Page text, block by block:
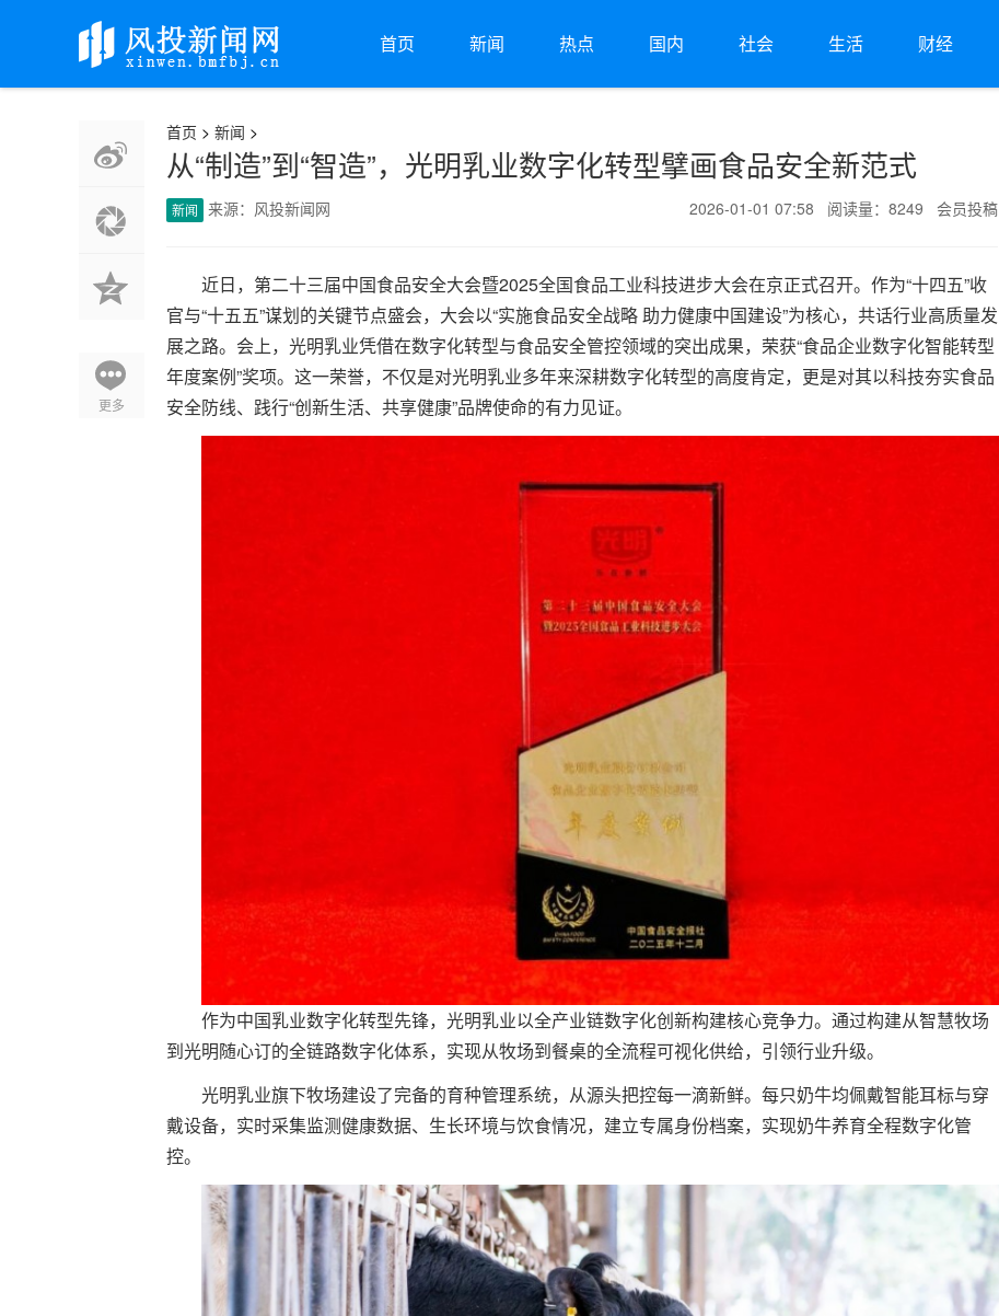
首页 新闻 热点 国内 社会 生活 财经
更多
首页 > 新闻 >
从“制造”到“智造”，光明乳业数字化转型擘画食品安全新范式
新闻 来源：风投新闻网 2026-01-01 07:58 阅读量：8249 会员投稿
近日，第二十三届中国食品安全大会暨2025全国食品工业科技进步大会在京正式召开。作为“十四五”收
官与“十五五”谋划的关键节点盛会，大会以“实施食品安全战略 助力健康中国建设”为核心，共话行业高质量发
展之路。会上，光明乳业凭借在数字化转型与食品安全管控领域的突出成果，荣获“食品企业数字化智能转型
年度案例”奖项。这一荣誉，不仅是对光明乳业多年来深耕数字化转型的高度肯定，更是对其以科技夯实食品
安全防线、践行“创新生活、共享健康”品牌使命的有力见证。
作为中国乳业数字化转型先锋，光明乳业以全产业链数字化创新构建核心竞争力。通过构建从智慧牧场
到光明随心订的全链路数字化体系，实现从牧场到餐桌的全流程可视化供给，引领行业升级。
光明乳业旗下牧场建设了完备的育种管理系统，从源头把控每一滴新鲜。每只奶牛均佩戴智能耳标与穿
戴设备，实时采集监测健康数据、生长环境与饮食情况，建立专属身份档案，实现奶牛养育全程数字化管
控。